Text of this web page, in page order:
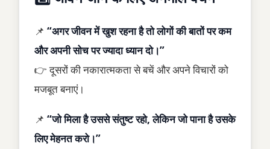
📌 “अगर जीवन में खुश रहना है तो लोगों की बातों पर कम
और अपनी सोच पर ज्यादा ध्यान दो।”
👉 दूसरों की नकारात्मकता से बचें और अपने विचारों को
मजबूत बनाएं।
📌 “जो मिला है उससे संतुष्ट रहो, लेकिन जो पाना है उसके
लिए मेहनत करो।”